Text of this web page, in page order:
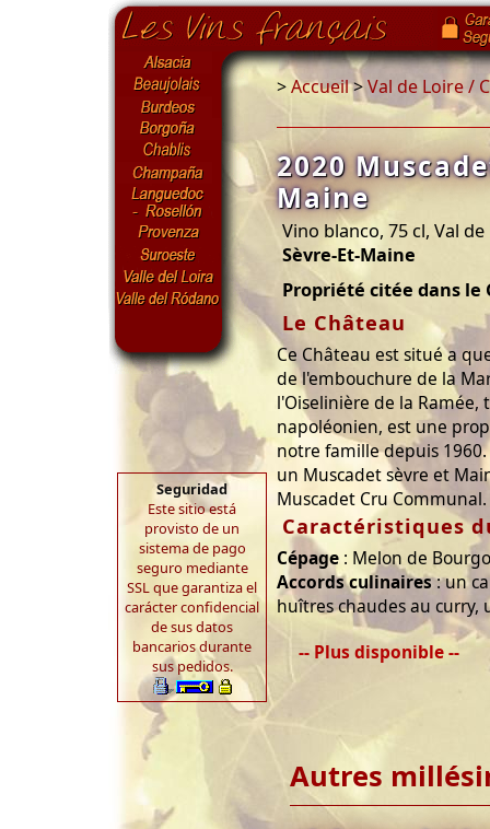
Seguridad
Este sitio está
provisto de un
sistema de pago
seguro mediante
SSL que garantiza el
carácter confidencial
de sus datos
bancarios durante
sus pedidos.
>Accueil>Val de Loire /
2020
Maine
Vino blanco, 75 cl, Val
Sèvre-Et-Maine
Propriété citée dans le
Le Château
Ce Château est situé a
de l'embouchure de la
l'Oiselinière de la
napoléonien, est une
notre famille depuis
un Muscadet sèvre et
Muscadet Cru Communal.
Caractéristiques
Cépage : Melon de
Accords culinaires: un
huîtres chaudes au curry,
-- Plus disponible --
Autres